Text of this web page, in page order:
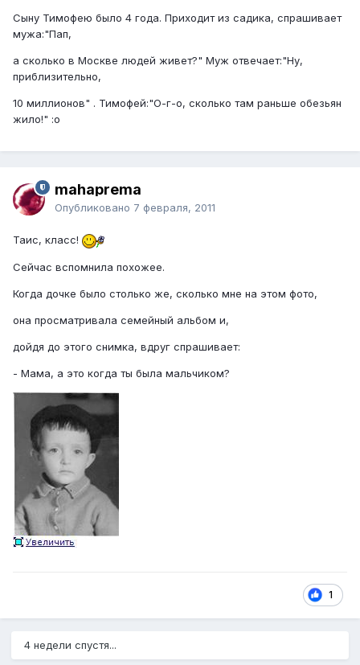
Сыну Тимофею было 4 года. Приходит из садика, спрашивает
мужа:"Пап,
а сколько в Москве людей живет?" Муж отвечает:"Ну,
приблизительно,
10 миллионов" . Тимофей:"О-г-о, сколько там раньше обезьян
жило!" :o
mahaprema
Опубликовано 7 февраля, 2011
Таис, класс!
Сейчас вспомнила похожее.
Когда дочке было столько же, сколько мне на этом фото,
она просматривала семейный альбом и,
дойдя до этого снимка, вдруг спрашивает:
- Мама, а это когда ты была мальчиком?
1
4 недели спустя...